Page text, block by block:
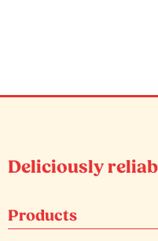
Deliciously
Products